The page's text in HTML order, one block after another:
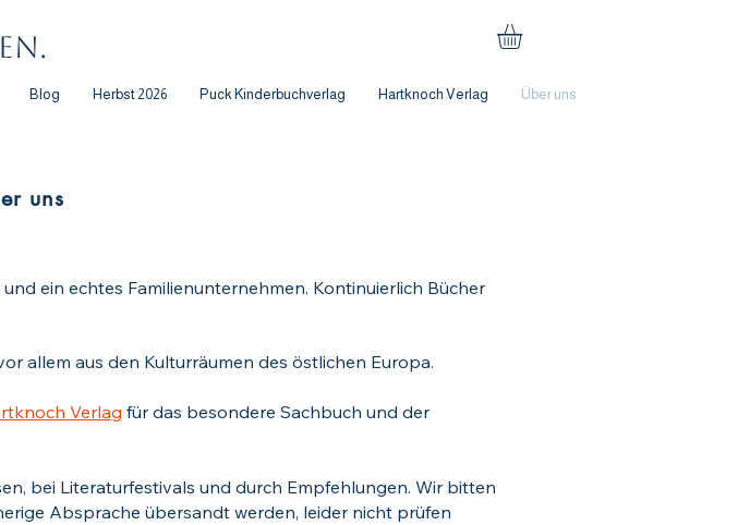
Blog Herbst 2026 Puck Kinderbuchverlag Hartknoch Verlag Über uns
uns
ein echtes Familienunternehmen. Kontinuierlich Bücher
allem aus den Kulturräumen des östlichen Europa.
Verlag für das besondere Sachbuch und der
bei Literaturfestivals und durch Empfehlungen. Wir bitten
Absprache übersandt werden, leider nicht prüfen